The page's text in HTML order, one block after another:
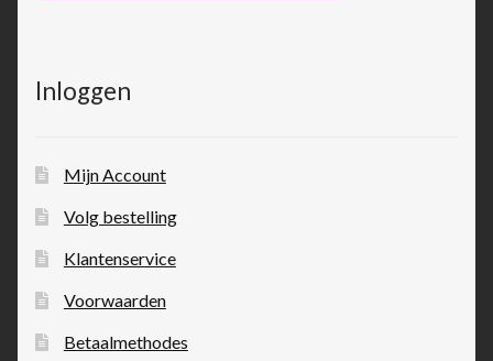
Inloggen
Mijn Account
Volg bestelling
Klantenservice
Voorwaarden
Betaalmethodes